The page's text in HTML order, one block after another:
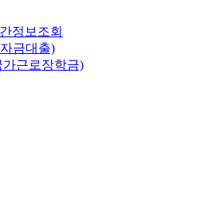
정보조회
금대출)
근로장학금)